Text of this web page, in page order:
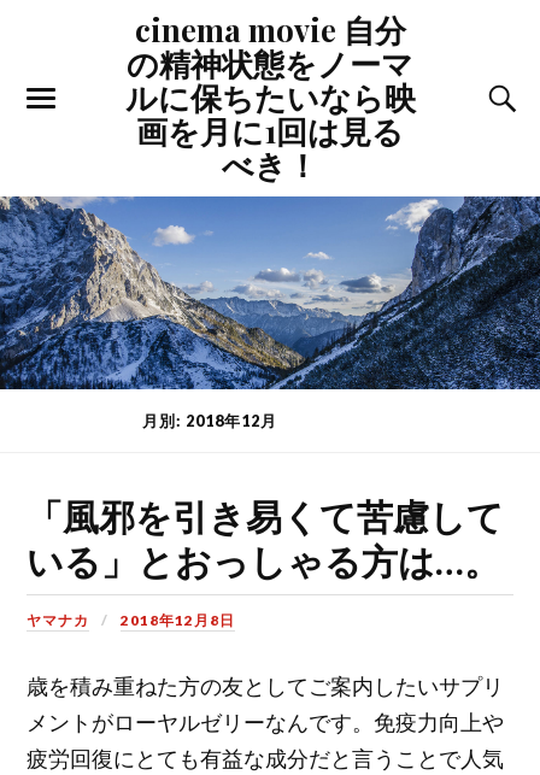
cinema movie 自分
の精神状態をノーマ
ルに保ちたいなら映
画を月に1回は見る
べき！
月別: 2018年12月
「風邪を引き易くて苦慮して
いる」とおっしゃる方は…。
ヤマナカ 2018年12月8日
歳を積み重ねた方の友としてご案内したいサプリ
メントがローヤルゼリーなんです。免疫力向上や
疲労回復にとても有益な成分だと言うことで人気